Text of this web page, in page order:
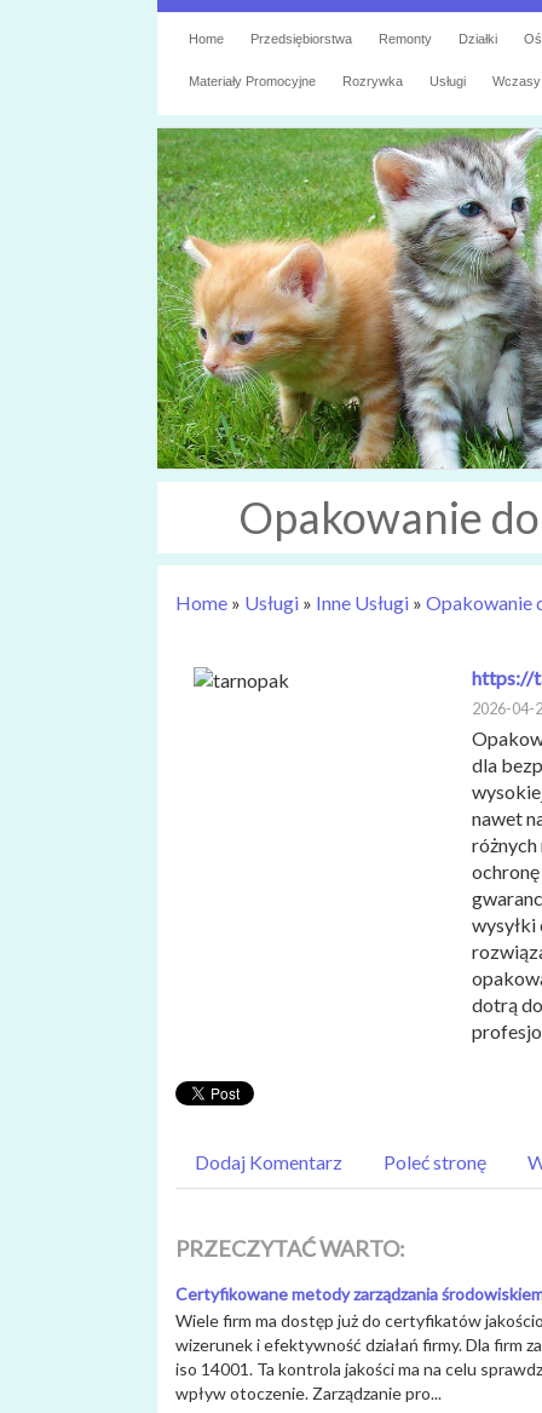
Home Przedsiębiorstwa Remonty Działki
Materiały Promocyjne Rozrywka Usługi Wczasy
Opakowanie
Home » Usługi » Inne Usługi » Opakowanie
https://
2026-04-
dla
nawet
różnych
wysyłki
dotrą
Dodaj Komentarz Poleć stronę
PRZECZYTAĆ WARTO:
Certyfikowane metody zarządzania
Wiele firm ma dostęp już do certyfikatów
wizerunek i efektywność działań firmy. Dla firm
iso 14001. Ta kontrola jakości ma na celu
wpływ otoczenie. Zarządzanie pro...